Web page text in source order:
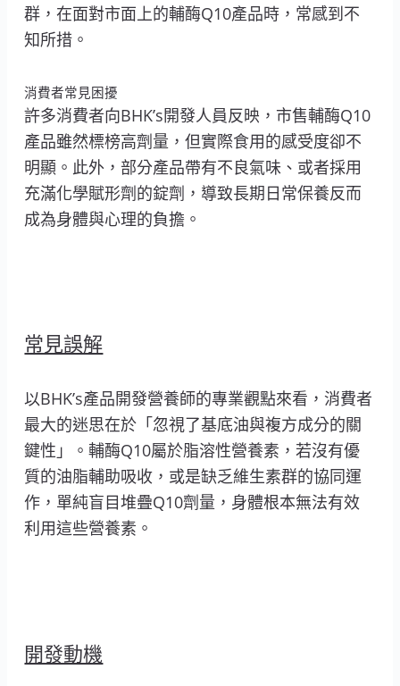
群，在面對市面上的輔酶Q10產品時，常感到不
知所措。
消費者常見困擾
許多消費者向BHK’s開發人員反映，市售輔酶Q10
產品雖然標榜高劑量，但實際食用的感受度卻不
明顯。此外，部分產品帶有不良氣味、或者採用
充滿化學賦形劑的錠劑，導致長期日常保養反而
成為身體與心理的負擔。
常見誤解
以BHK’s產品開發營養師的專業觀點來看，消費者
最大的迷思在於「忽視了基底油與複方成分的關
鍵性」。輔酶Q10屬於脂溶性營養素，若沒有優
質的油脂輔助吸收，或是缺乏維生素群的協同運
作，單純盲目堆疊Q10劑量，身體根本無法有效
利用這些營養素。
開發動機